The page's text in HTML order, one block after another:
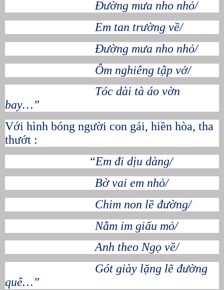
Đường mưa nho nhỏ/
Em tan trường về/
Đường mưa nho nhỏ/
Ôm nghiêng tập vở/
Tóc dài tà áo vờn
bay…”
Với hình bóng người con gái, hiền hòa, tha
thướt :
“Em đi dịu dàng/
Bờ vai em nhỏ/
Chim non lề đường/
Nằm im giấu mỏ/
Anh theo Ngọ về/
Gót giày lặng lẽ đường
quê…”